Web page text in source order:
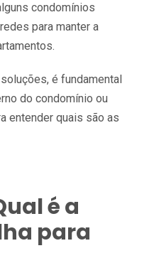
condomínios
para manter a
é fundamental
do condomínio ou
entender quais são as
é a
para